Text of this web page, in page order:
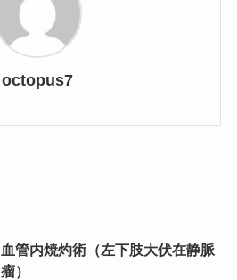
octopus7
血管内焼灼術（左下肢大伏在静脈
瘤）